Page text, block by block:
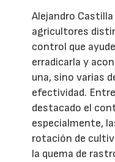
Alejandro
agricultores
control que
erradicarla y
una, sino varias
efectividad.
destacado el
especialmente,
rotación de
la quema de